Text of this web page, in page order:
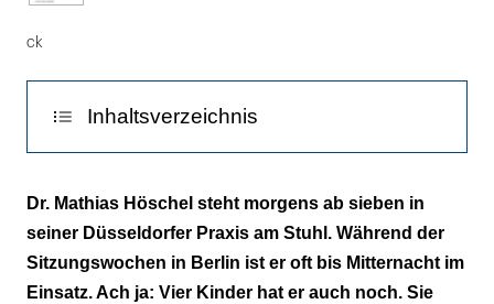
ck
Inhaltsverzeichnis
Ein Mann, zwei Fulltime-Jobs
Man bewegt sich und kommt früh ins Bett
Es geht weiter – mit oder ohne Mandat
Dr. Mathias Höschel steht morgens ab sieben in
seiner Düsseldorfer Praxis am Stuhl. Während der
Sitzungswochen in Berlin ist er oft bis Mitternacht im
Einsatz. Ach ja: Vier Kinder hat er auch noch. Sie